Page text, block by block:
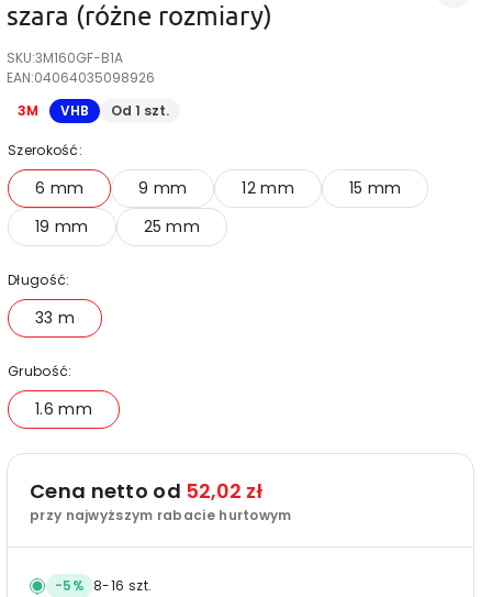
szara (różne rozmiary)
SKU:3M160GF-B1A
EAN:04064035098926
3M
VHB Od 1 szt.
Szerokość:
6 mm 9 mm 12 mm
15 mm
19 mm
25 mm
Długość:
33 m
Grubość:
1.6 mm
Cena netto od 52,02 zł
przy najwyższym rabacie hurtowym
-5% 8-16 szt.